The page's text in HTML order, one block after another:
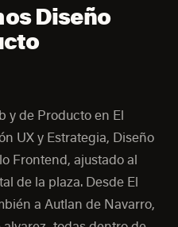
Diseño
y de Producto en El
UX y Estrategia, Diseño
Frontend, ajustado al
de la plaza. Desde El
a Autlan de Navarro,